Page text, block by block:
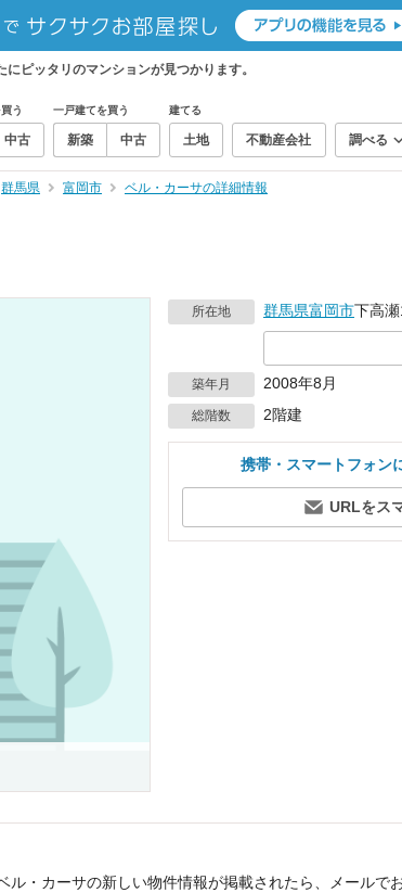
ピッタリのマンションが見つかります。
う
中古
一戸建てを買う
新築 中古
建てる
土地 不動産会社 調べる
群馬県 富岡市 ベル・カーサの詳細情報
所在地 群馬県富岡市下高
築年月 2008年8月
総階数 2階建
携帯・スマートフォン
URLをス
・カーサの新しい物件情報が掲載されたら、メールで